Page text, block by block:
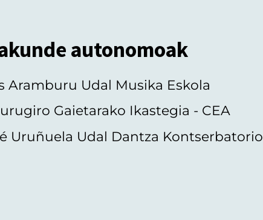
autonomoak
Aramburu Udal Musika Eskola
Gaietarako Ikastegia - CEA
Uruñuela Udal Dantza